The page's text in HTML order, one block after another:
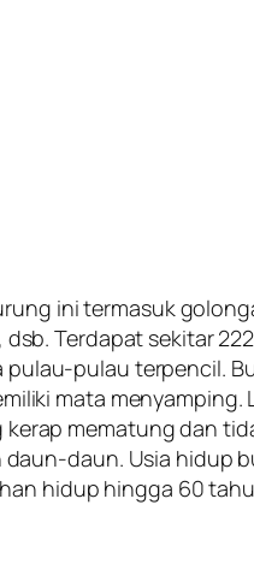
ini termasuk
Terdapat sekitar
pulau terpencil.
mata
mematung dan
daun. Usia hidup
hidup hingga 60